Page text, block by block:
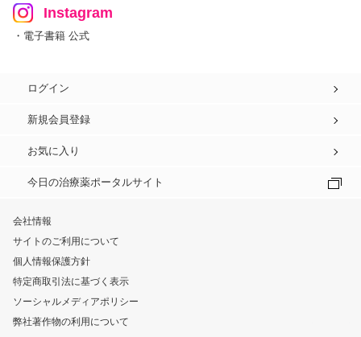
Instagram
・電子書籍 公式
ログイン
新規会員登録
お気に入り
今日の治療薬ポータルサイト
会社情報
サイトのご利用について
個人情報保護方針
特定商取引法に基づく表示
ソーシャルメディアポリシー
弊社著作物の利用について